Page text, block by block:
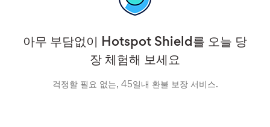
아무 부담없이 Hotspot Shield를 오늘 당
장 체험해 보세요
걱정할 필요 없는, 45일내 환불 보장 서비스.